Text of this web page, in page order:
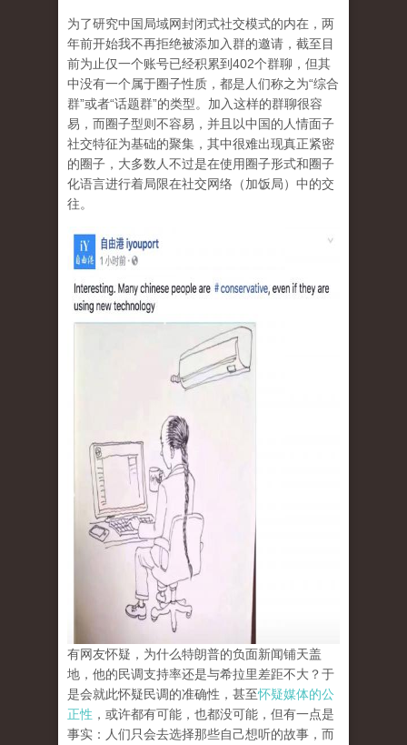
为了研究中国局域网封闭式社交模式的内在，两
年前开始我不再拒绝被添加入群的邀请，截至目
前为止仅一个账号已经积累到402个群聊，但其
中没有一个属于圈子性质，都是人们称之为“综合
群”或者“话题群”的类型。加入这样的群聊很容
易，而圈子型则不容易，并且以中国的人情面子
社交特征为基础的聚集，其中很难出现真正紧密
的圈子，大多数人不过是在使用圈子形式和圈子
化语言进行着局限在社交网络（加饭局）中的交
往。
有网友怀疑，为什么特朗普的负面新闻铺天盖
地，他的民调支持率还是与希拉里差距不大？于
是会就此怀疑民调的准确性，甚至怀疑媒体的公
正性 ，或许都有可能，也都没可能，但有一点是
事实：人们只会去选择那些自己想听的故事，而